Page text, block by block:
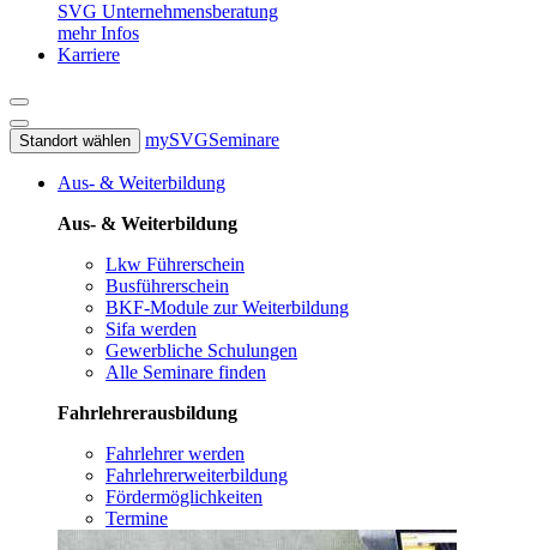
SVG Unternehmensberatung
mehr Infos
Karriere
Standort wählen mySVGSeminare
Aus- & Weiterbildung
Aus- & Weiterbildung
Lkw Führerschein
Busführerschein
BKF-Module zur Weiterbildung
Sifa werden
Gewerbliche Schulungen
Alle Seminare finden
Fahrlehrerausbildung
Fahrlehrer werden
Fahrlehrerweiterbildung
Fördermöglichkeiten
Termine